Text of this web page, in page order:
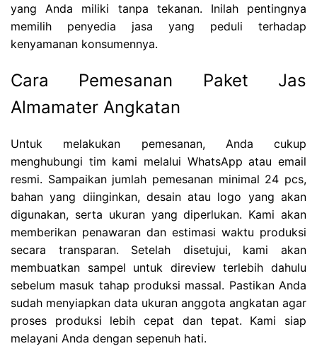
yang Anda miliki tanpa tekanan. Inilah pentingnya
memilih penyedia jasa yang peduli terhadap
kenyamanan konsumennya.
Cara Pemesanan Paket Jas
Almamater Angkatan
Untuk melakukan pemesanan, Anda cukup
menghubungi tim kami melalui WhatsApp atau email
resmi. Sampaikan jumlah pemesanan minimal 24 pcs,
bahan yang diinginkan, desain atau logo yang akan
digunakan, serta ukuran yang diperlukan. Kami akan
memberikan penawaran dan estimasi waktu produksi
secara transparan. Setelah disetujui, kami akan
membuatkan sampel untuk direview terlebih dahulu
sebelum masuk tahap produksi massal. Pastikan Anda
sudah menyiapkan data ukuran anggota angkatan agar
proses produksi lebih cepat dan tepat. Kami siap
melayani Anda dengan sepenuh hati.